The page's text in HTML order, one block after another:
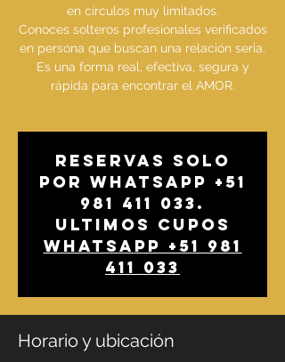
en círculos muy limitados.
Conoces solteros profesionales verificados
en persona que buscan una relación seria.
Es una forma real, efectiva, segura y
rápida para encontrar el AMOR.
Reservas solo
por whatsapp +51
981 411 033.
Ultimos cupos
Whatsapp +51 981
411 033
Horario y ubicación